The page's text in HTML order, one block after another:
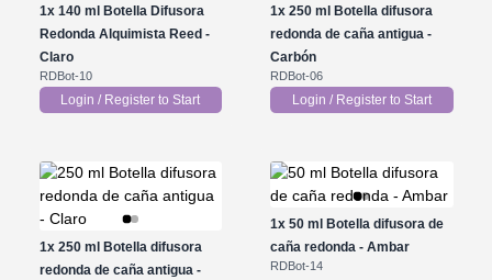
1x140 ml Botella Difusora
Redonda Alquimista Reed -
Claro
RDBot-10
Login / Register to Start
1x 250 ml Botella difusora
redonda de caña antigua -
Carbón
RDBot-06
Login / Register to Start
1x250 ml Botella difusora
redonda de caña antigua -
1x 50 ml Botella difusora de
caña redonda - Ambar
RDBot-14